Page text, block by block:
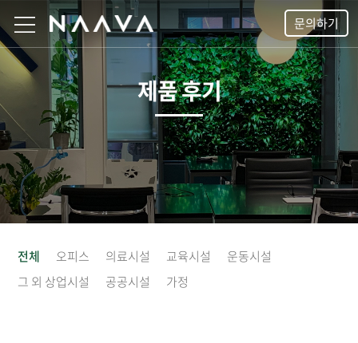
문의하기
제품 후기
전체 오피스 의료시설 교육시설
운동시설
그 외 상업시설
공공시설 가정